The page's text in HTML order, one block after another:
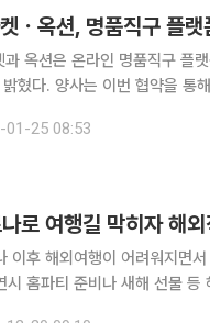
ㆍ옥션, 명품직구 플랫
과 옥션은 온라인 명품직구 플
스 경쟁력 강화를 위한 공동 마케팅을 진행한다. 명품
감정사를 통해 진품 여부를 확
01-25 08:53
로 여행길 막히자 해
이후 해외여행이 어려워지면
시 홈파티 준비나 새해 선물